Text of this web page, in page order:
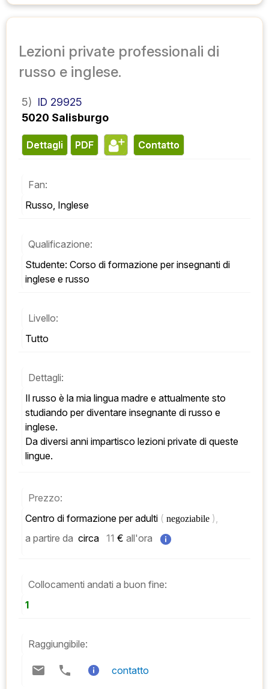
Lezioni private professionali di
russo e inglese.
5) ID 29925
5020 Salisburgo
Dettagli PDF contatto
Fan:
Russo, Inglese
Qualificazione:
Studente: Corso di formazione per insegnanti di
inglese e russo
Livello:
Tutto
Dettagli:
Il russo è la mia lingua madre e attualmente sto
studiando per diventare insegnante di russo e
inglese.
Da diversi anni impartisco lezioni private di queste
lingue.
Prezzo:
Centro di formazione per adulti ( negoziabile ),
a partire da circa 11 € all'ora
Collocamenti andati a buon fine:
1
Raggiungibile:
contatto